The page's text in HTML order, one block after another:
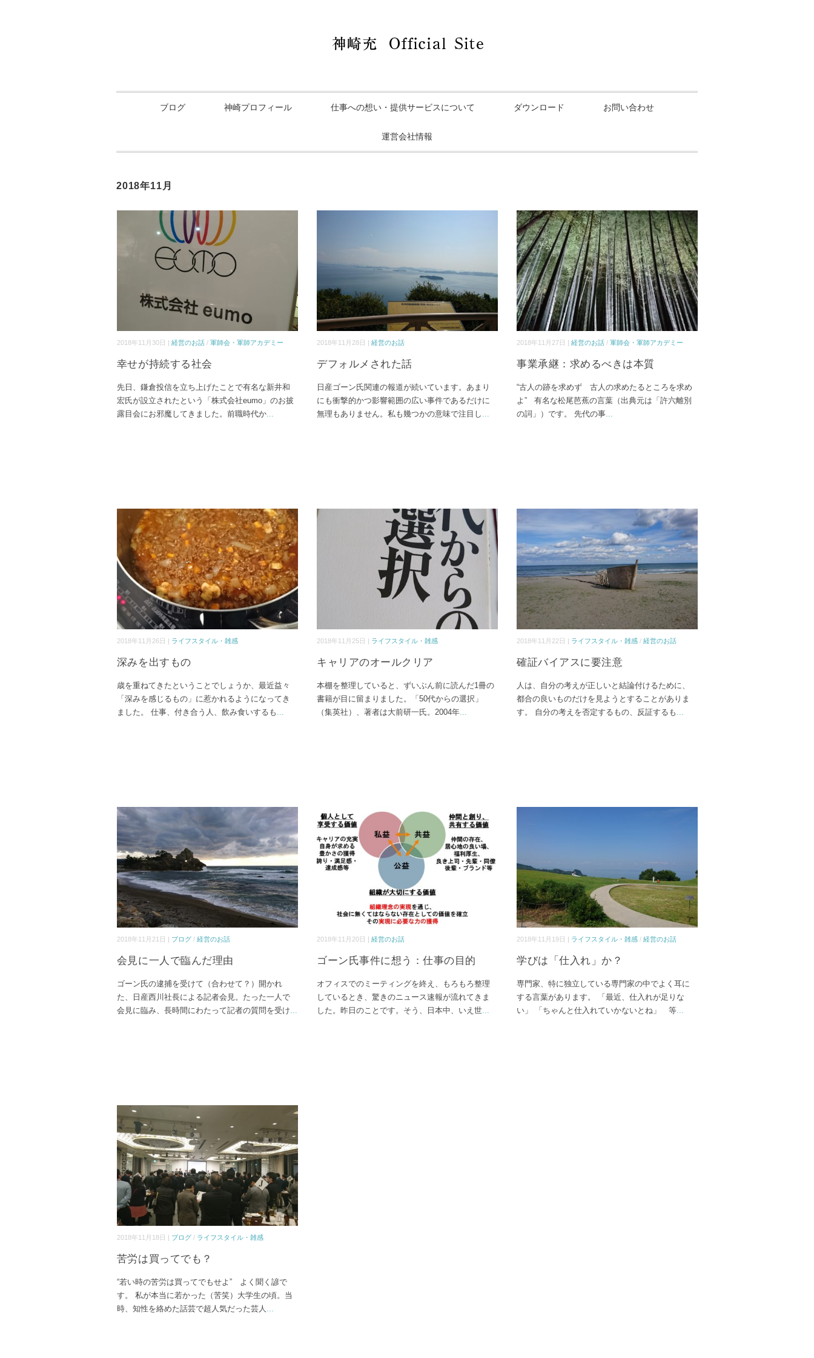
ブログ 神崎プロフィール 仕事への想い・提供サービスについて ダウンロード お問い合わせ
運営会社情報
2018年11月
2018年11月30日 | 経営のお話/ 軍師会・軍師アカデミー
幸せが持続する社会
先日、鎌倉投信を立ち上げたことで有名な新井和
宏氏が設立されたという「株式会社eumo」のお披
露目会にお邪魔してきました。前職時代か...
2018年11月28日 |経営のお話
デフォルメされた話
日産ゴーン氏関連の報道が続いています。あまり
にも衝撃的かつ影響範囲の広い事件であるだけに
無理もありません。私も幾つかの意味で注目し ...
2018年11月27日 |経営のお話 /軍師会・軍師アカデミー
事業承継：求めるべきは本質
“古人の跡を求めず 古人の求めたるところを求め
よ” 有名な松尾芭蕉の言葉（出典元は「許六離別
の詞」）です。 先代の事...
2018年11月26日 | ライフスタイル・雑感
深みを出すもの
歳を重ねてきたということでしょうか、最近益々
「深みを感じるもの」に惹かれるようになってき
ました。 仕事、付き合う人、飲み食いするも ...
2018年11月25日 | ライフスタイル・雑感
キャリアのオールクリア
本棚を整理していると、ずいぶん前に読んだ1冊の
書籍が目に留まりました。「50代からの選択」
（集英社）、著者は大前研一氏。2004年...
2018年11月22日 | ライフスタイル・雑感 /経営のお話
確証バイアスに要注意
人は、自分の考えが正しいと結論付けるために、
都合の良いものだけを見ようとすることがありま
す。 自分の考えを否定するもの、反証するも ...
2018年11月21日 | ブログ/ 経営のお話
会見に一人で臨んだ理由
ゴーン氏の逮捕を受けて（合わせて？）開かれ
た、日産西川社長による記者会見。たった一人で
会見に臨み、長時間にわたって記者の質問を受け...
2018年11月20日 |経営のお話
ゴーン氏事件に想う：仕事の目的
オフィスでのミーティングを終え、もろもろ整理
しているとき、驚きのニュース速報が流れてきま
した。昨日のことです。そう、日本中、いえ世...
2018年11月19日 | ライフスタイル・雑感 /経営のお話
学びは「仕入れ」か？
専門家、特に独立している専門家の中でよく耳に
する言葉があります。 「最近、仕入れが足りな
い」 「ちゃんと仕入れていかないとね」 等...
2018年11月18日 | ブログ/ ライフスタイル・雑感
苦労は買ってでも？
“若い時の苦労は買ってでもせよ” よく聞く諺で
す。 私が本当に若かった（苦笑）大学生の頃。当
時、知性を絡めた話芸で超人気だった芸人 ...